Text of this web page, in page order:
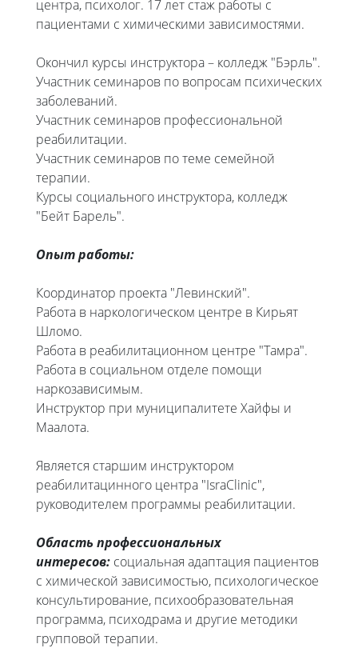
центра, психолог. 17 лет стаж работы с
пациентами с химическими зависимостями.
Окончил курсы инструктора – колледж "Бэрль".
Участник семинаров по вопросам психических
заболеваний.
Участник семинаров профессиональной
реабилитации.
Участник семинаров по теме семейной
терапии.
Курсы социального инструктора, колледж
"Бейт Барель".
Опыт работы:
Координатор проекта "Левинский".
Работа в наркологическом центре в Кирьят
Шломо.
Работа в реабилитационном центре "Тамра".
Работа в социальном отделе помощи
наркозависимым.
Инструктор при муниципалитете Хайфы и
Маалота.
Является старшим инструктором
реабилитацинного центра "IsraClinic",
руководителем программы реабилитации.
Область профессиональных
интересов: социальная адаптация пациентов
с химической зависимостью, психологическое
консультирование, психообразовательная
программа, психодрама и другие методики
групповой терапии.